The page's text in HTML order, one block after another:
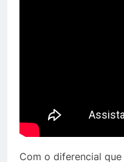
Com o diferencial